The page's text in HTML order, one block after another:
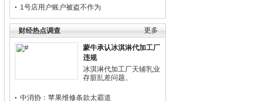
1号店用户账户被盗不作为
更多
财经热点调查
蒙牛承认冰淇淋代加工厂
违规
冰淇淋代加工厂天辅乳业
存脏乱差问题。
中消协：苹果维修条款太霸道